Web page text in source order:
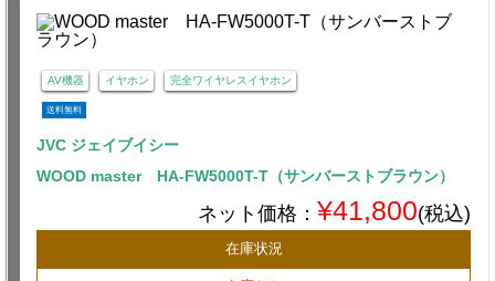
AV機器 イヤホン 完全ワイヤレスイヤホン
送料無料
JVC ジェイブイシー
WOOD master HA-FW5000T-T（サンバーストブラウン）
ネット価格： ¥41,800(税込)
在庫状況